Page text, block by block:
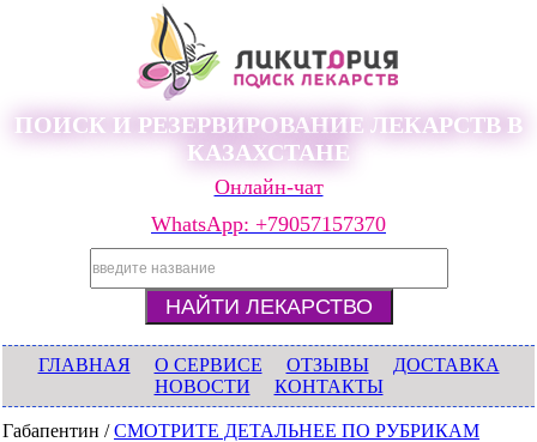
ПОИСК И РЕЗЕРВИРОВАНИЕ ЛЕКАРСТВ В
КАЗАХСТАНЕ
Онлайн-чат
WhatsApp: +79057157370
ГЛАВНАЯ О СЕРВИСЕ ОТЗЫВЫ
ДОСТАВКА
НОВОСТИ
КОНТАКТЫ
Габапентин /СМОТРИТЕ ДЕТАЛЬНЕЕ ПО РУБРИКАМ